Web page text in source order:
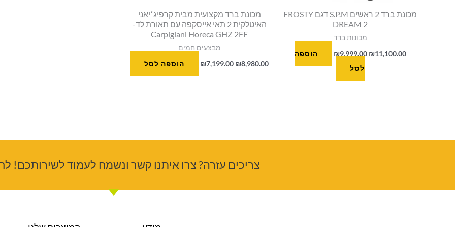
מכונת ברד 2 ראשים S.P.M דגם FROSTY
DREAM 2
מכונות ברד
₪11,100.00
₪9,999.00
הוספה
לסל
מכונת ברד מקצועית מבית קרפיג׳יאני
האיטלקית 2 תאי אייסקפה עם תאורת לד-
Carpigiani Horeca GHZ 2FF
מבצעים חמים
₪8,980.00
₪7,199.00 הוספה לסל
צריכים עזרה? צרו איתנו קשר ונשמח לעמוד לשירותכם!